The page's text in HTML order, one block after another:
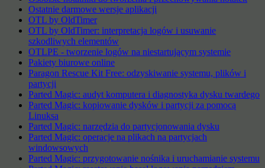
Ostatnie darmowe wersje aplikacji
OTL by OldTimer
OTL by OldTimer: interpretacja logów i usuwanie
szkodliwych elementów
OTLPE - tworzenie logów na niestartującym systemie
Pakiety biurowe online
Paragon Rescue Kit Free: odzyskiwanie systemu, plików i
partycji
Parted Magic: audyt komputera i diagnostyka dysku twardego
Parted Magic: kopiowanie dysków i partycji za pomocą
Linuksa
Parted Magic: narzędzia do partycjonowania dysku
Parted Magic: operacje na plikach na partycjach
windowsowych
Parted Magic: przygotowanie nośnika i uruchamianie systemu